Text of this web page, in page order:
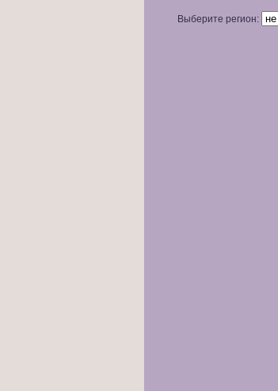
Выберите регион: